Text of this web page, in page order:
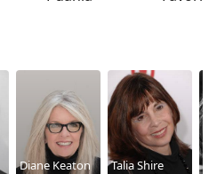
Diane Keaton
Talia Shire